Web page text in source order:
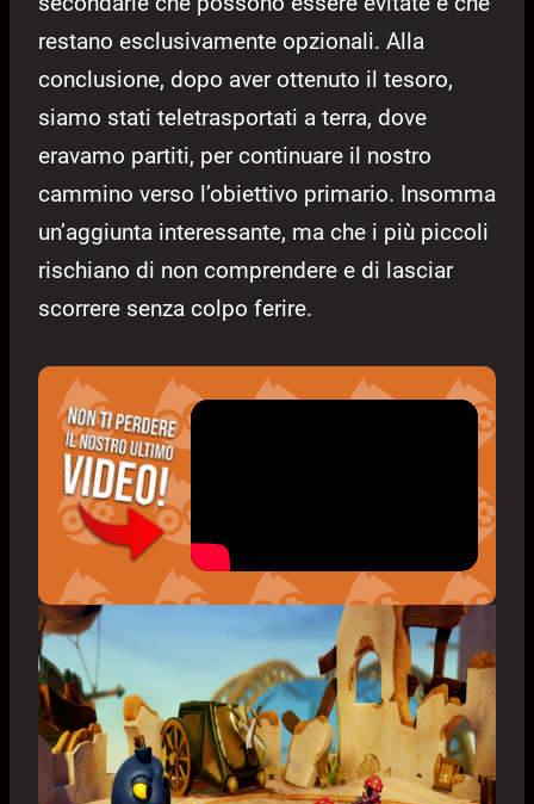
restano esclusivamente opzionali. Alla
conclusione, dopo aver ottenuto il tesoro,
siamo stati teletrasportati a terra, dove
eravamo partiti, per continuare il nostro
cammino verso l’obiettivo primario. Insomma
un’aggiunta interessante, ma che i più piccoli
rischiano di non comprendere e di lasciar
scorrere senza colpo ferire.